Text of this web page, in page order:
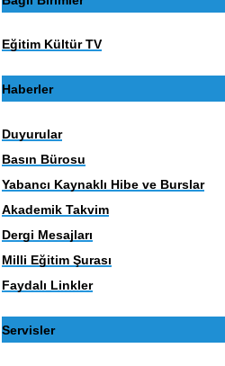
Eğitim Kültür TV
Haberler
Duyurular
Basın Bürosu
Yabancı Kaynaklı Hibe ve Burslar
Akademik Takvim
Dergi Mesajları
Milli Eğitim Şurası
Faydalı Linkler
Servisler